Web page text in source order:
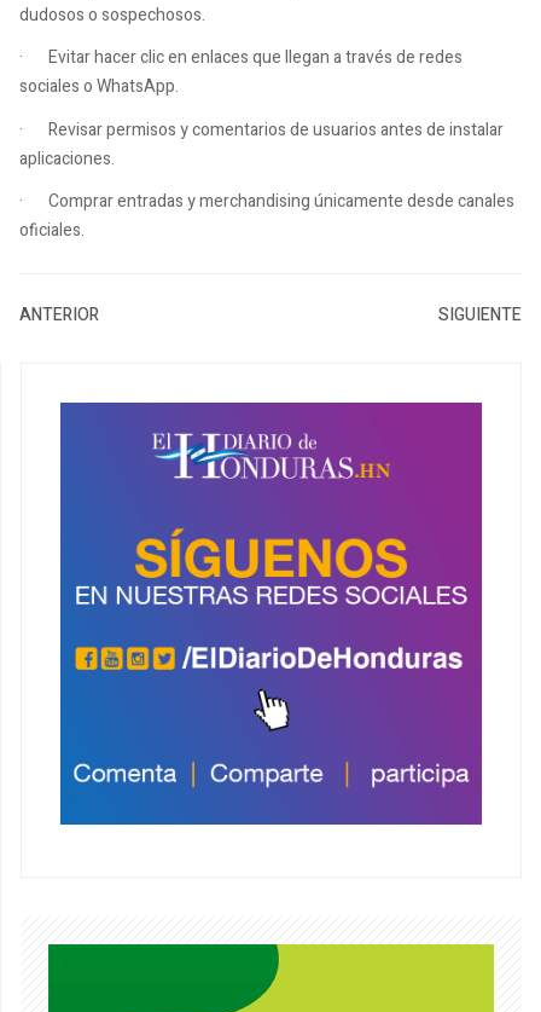
dudosos o sospechosos.
· Evitar hacer clic en enlaces que llegan a través de redes
sociales o WhatsApp.
· Revisar permisos y comentarios de usuarios antes de instalar
aplicaciones.
· Comprar entradas y merchandising únicamente desde canales
oficiales.
ANTERIOR SIGUIENTE